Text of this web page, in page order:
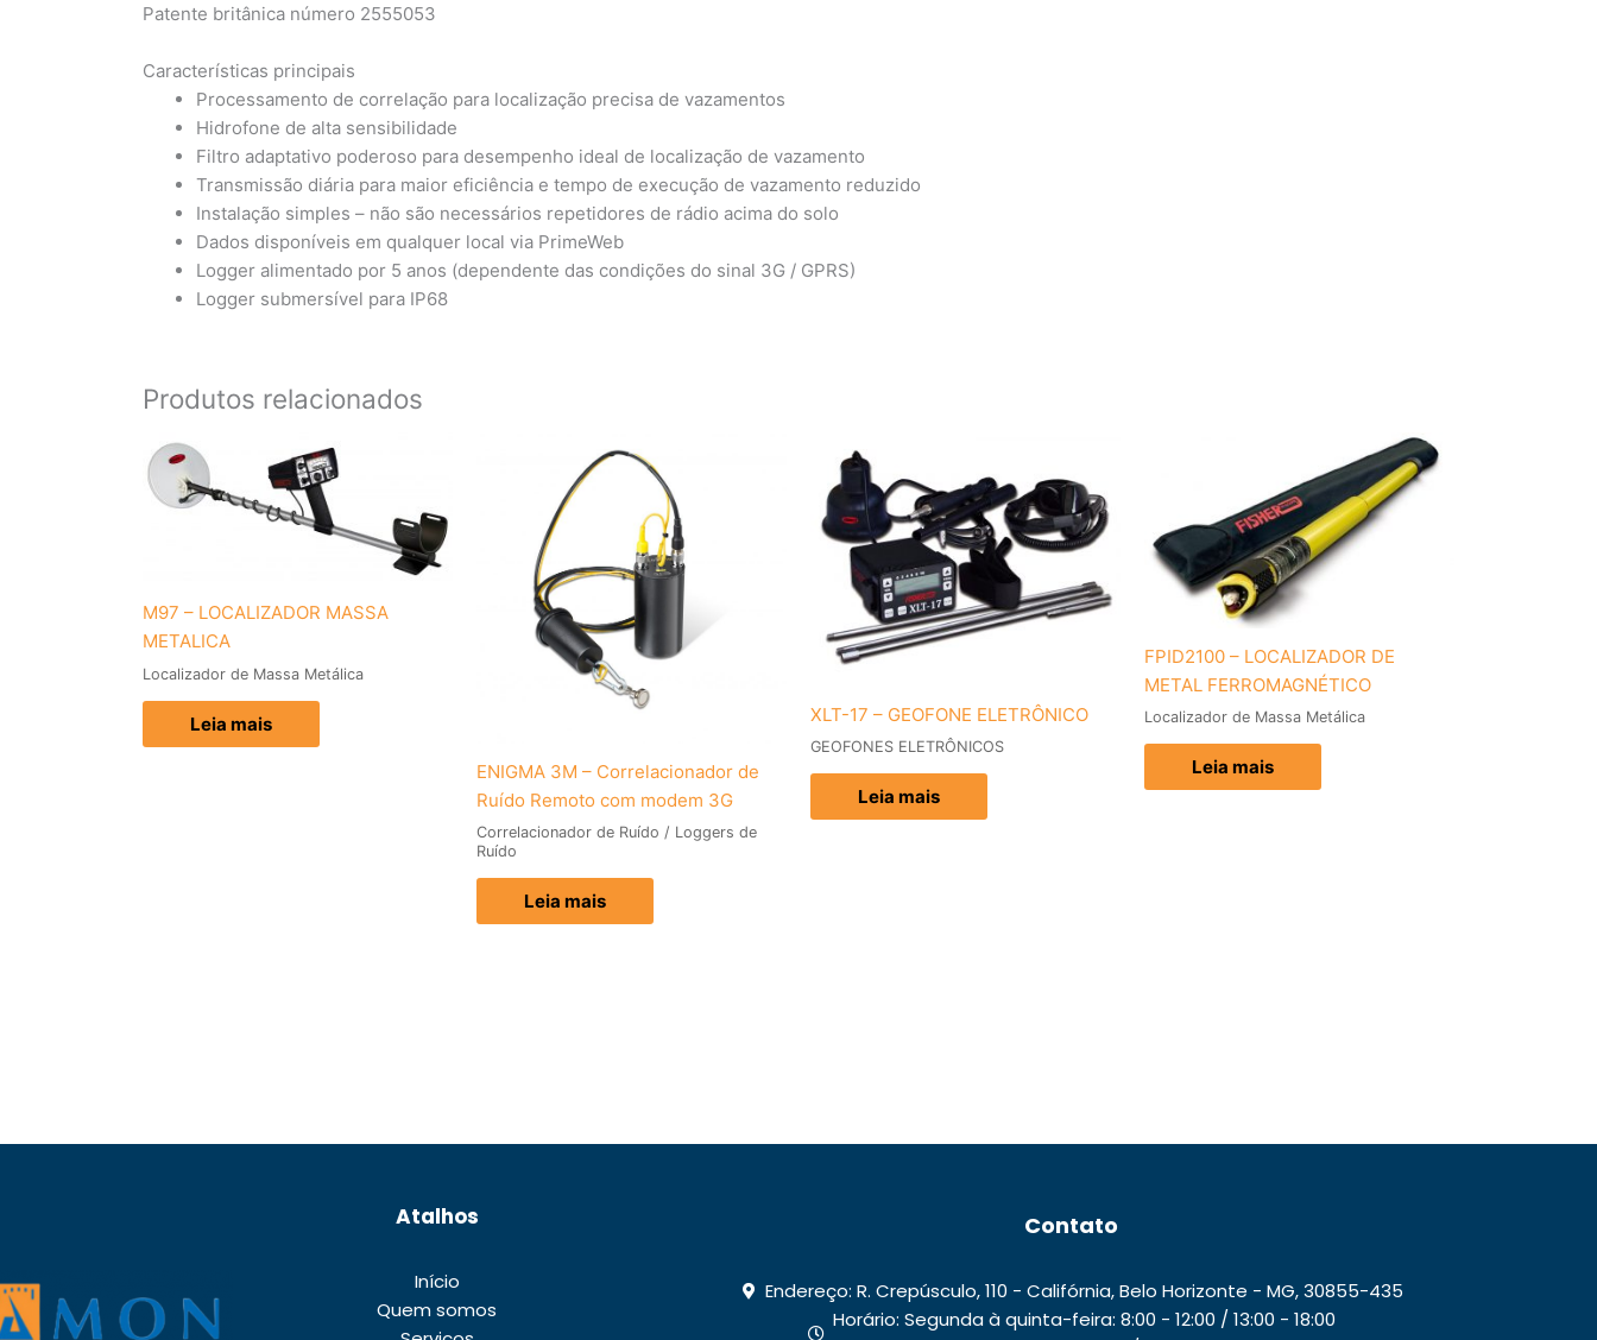
Patente britânica número 2555053
Características principais
Processamento de correlação para localização precisa de vazamentos
Hidrofone de alta sensibilidade
Filtro adaptativo poderoso para desempenho ideal de localização de vazamento
Transmissão diária para maior eficiência e tempo de execução de vazamento reduzido
Instalação simples – não são necessários repetidores de rádio acima do solo
Dados disponíveis em qualquer local via PrimeWeb
Logger alimentado por 5 anos (dependente das condições do sinal 3G / GPRS)
Logger submersível para IP68
Produtos relacionados
M97 – LOCALIZADOR MASSA
METALICA
Localizador de Massa Metálica
Leia mais
ENIGMA 3M – Correlacionador de
Ruído Remoto com modem 3G
Correlacionador de Ruído / Loggers de
Ruído
Leia mais
XLT-17 – GEOFONE ELETRÔNICO
GEOFONES ELETRÔNICOS
Leia mais
FPID2100 – LOCALIZADOR DE
METAL FERROMAGNÉTICO
Localizador de Massa Metálica
Leia mais
Atalhos
Início
Quem somos
Contato
Endereço: R. Crepúsculo, 110 - Califórnia, Belo Horizonte - MG, 30855-435
Horário: Segunda à quinta-feira: 8:00 - 12:00 / 13:00 - 18:00